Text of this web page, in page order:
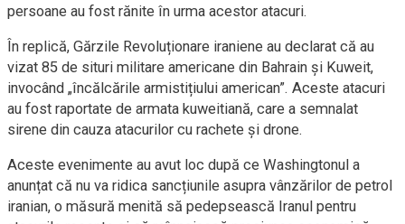
persoane au fost rănite în urma acestor atacuri.
În replică, Gărzile Revoluționare iraniene au declarat că au
vizat 85 de situri militare americane din Bahrain și Kuweit,
invocând „încălcările armistițiului american”. Aceste atacuri
au fost raportate de armata kuweitiană, care a semnalat
sirene din cauza atacurilor cu rachete și drone.
Aceste evenimente au avut loc după ce Washingtonul a
anunțat că nu va ridica sancțiunile asupra vânzărilor de petrol
iranian, o măsură menită să pedepsească Iranul pentru